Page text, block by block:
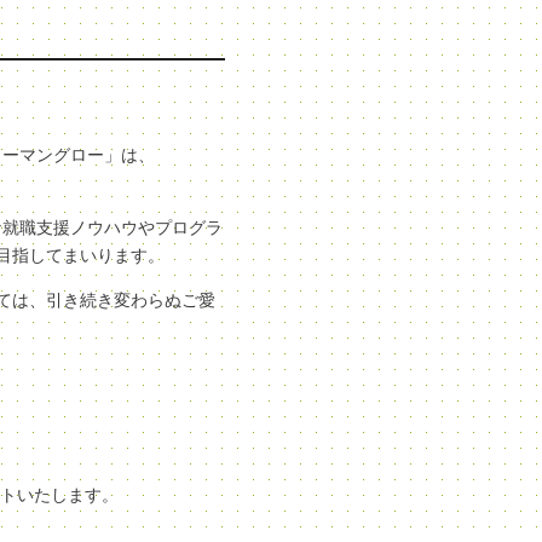
マングロー」は、
職支援ノウハウやプログラ
指してまいります。
は、引き続き変わらぬご愛
いたします。